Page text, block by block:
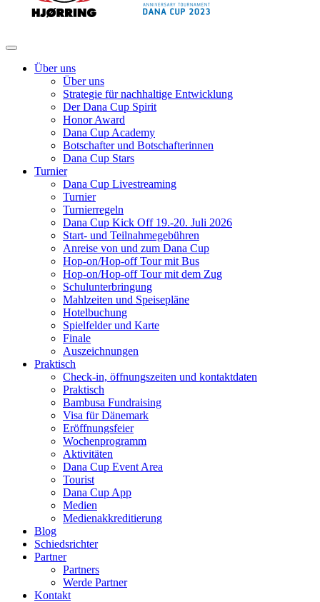
Über uns
Über uns
Strategie für nachhaltige Entwicklung
Der Dana Cup Spirit
Honor Award
Dana Cup Academy
Botschafter und Botschafterinnen
Dana Cup Stars
Turnier
Dana Cup Livestreaming
Turnier
Turnierregeln
Dana Cup Kick Off 19.-20. Juli 2026
Start- und Teilnahmegebühren
Anreise von und zum Dana Cup
Hop-on/Hop-off Tour mit Bus
Hop-on/Hop-off Tour mit dem Zug
Schulunterbringung
Mahlzeiten und Speisepläne
Hotelbuchung
Spielfelder und Karte
Finale
Auszeichnungen
Praktisch
Check-in, öffnungszeiten und kontaktdaten
Praktisch
Bambusa Fundraising
Visa für Dänemark
Eröffnungsfeier
Wochenprogramm
Aktivitäten
Dana Cup Event Area
Tourist
Dana Cup App
Medien
Medienakkreditierung
Blog
Schiedsrichter
Partner
Partners
Werde Partner
Kontakt